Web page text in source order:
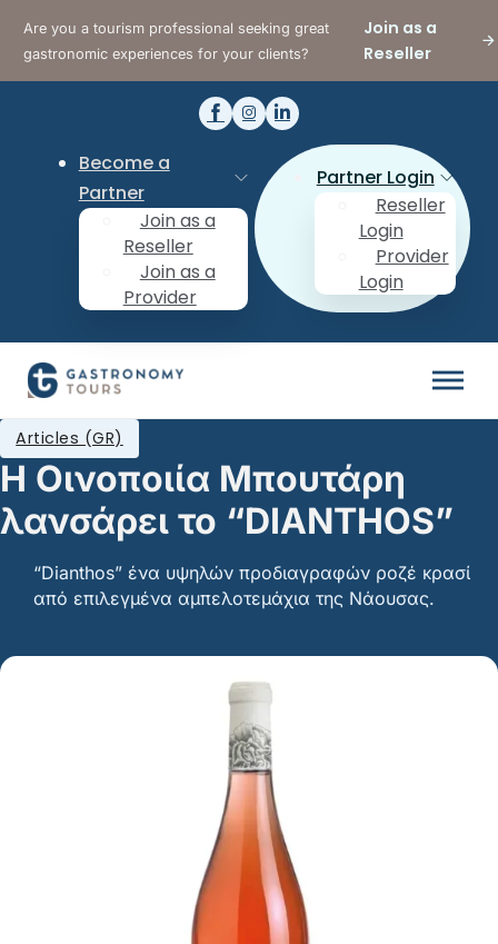
Are you a tourism professional seeking great
gastronomic experiences for your clients?
Join as a
Reseller
Become a
Partner
Join as a
Reseller
Join as a
Provider
Partner Login
Reseller
Login
Provider
Login
Η Οινοποιία Μπουτάρη
λανσάρει το “DIANTHOS”
Articles (GR)
“Dianthos” ένα υψηλών προδιαγραφών ροζέ κρασί
από επιλεγμένα αμπελοτεμάχια της Νάουσας.